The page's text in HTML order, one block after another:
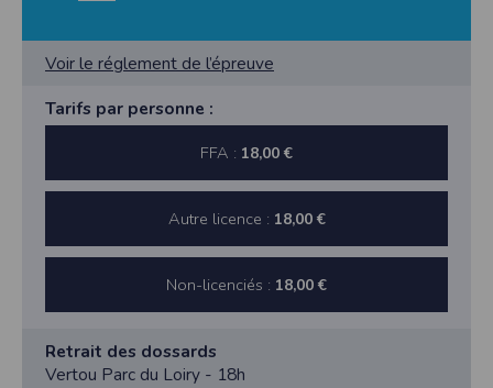
Voir le réglement de l’épreuve
Tarifs par personne :
FFA : 18,00 €
Autre licence : 18,00 €
Non-licenciés : 18,00 €
Retrait des dossards
Vertou Parc du Loiry - 18h